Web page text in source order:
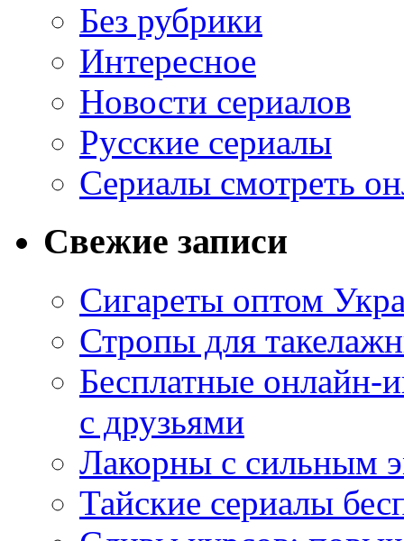
Без рубрики
Интересное
Новости сериалов
Русские сериалы
Сериалы смотреть
Свежие записи
Сигареты оптом
Стропы для
Бесплатные
с друзьями
Лакорны с сильным
Тайские сериалы